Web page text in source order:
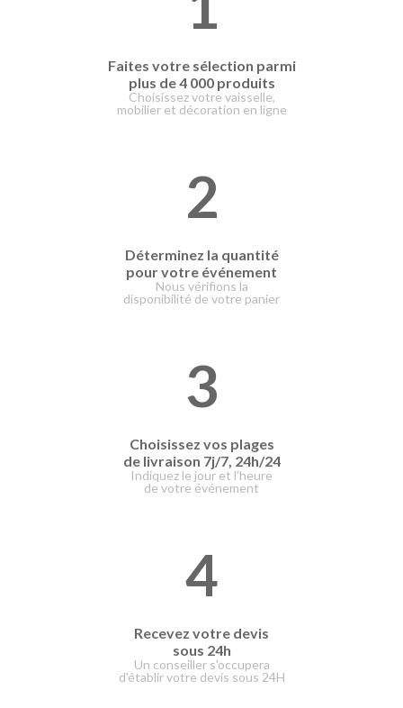
Faites votre sélection parmi
plus de 4 000 produits
Choisissez votre vaisselle,
mobilier et décoration en ligne
2
Déterminez la quantité
pour votre événement
Nous vérifions la
disponibilité de votre panier
3
Choisissez vos plages
de livraison 7j/7, 24h/24
Indiquez le jour et l’heure
de votre événement
4
Recevez votre devis
sous 24h
Un conseiller s'occupera
d'établir votre devis sous 24H